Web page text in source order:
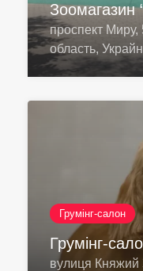
Зоомагазин
проспект Миру,
область,
Грумінг-салон
Грумінг-
вулиця Княжий